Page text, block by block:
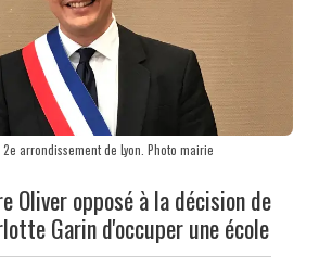
arrondissement de Lyon. Photo mairie
Oliver opposé à la décision de
Garin d'occuper une école